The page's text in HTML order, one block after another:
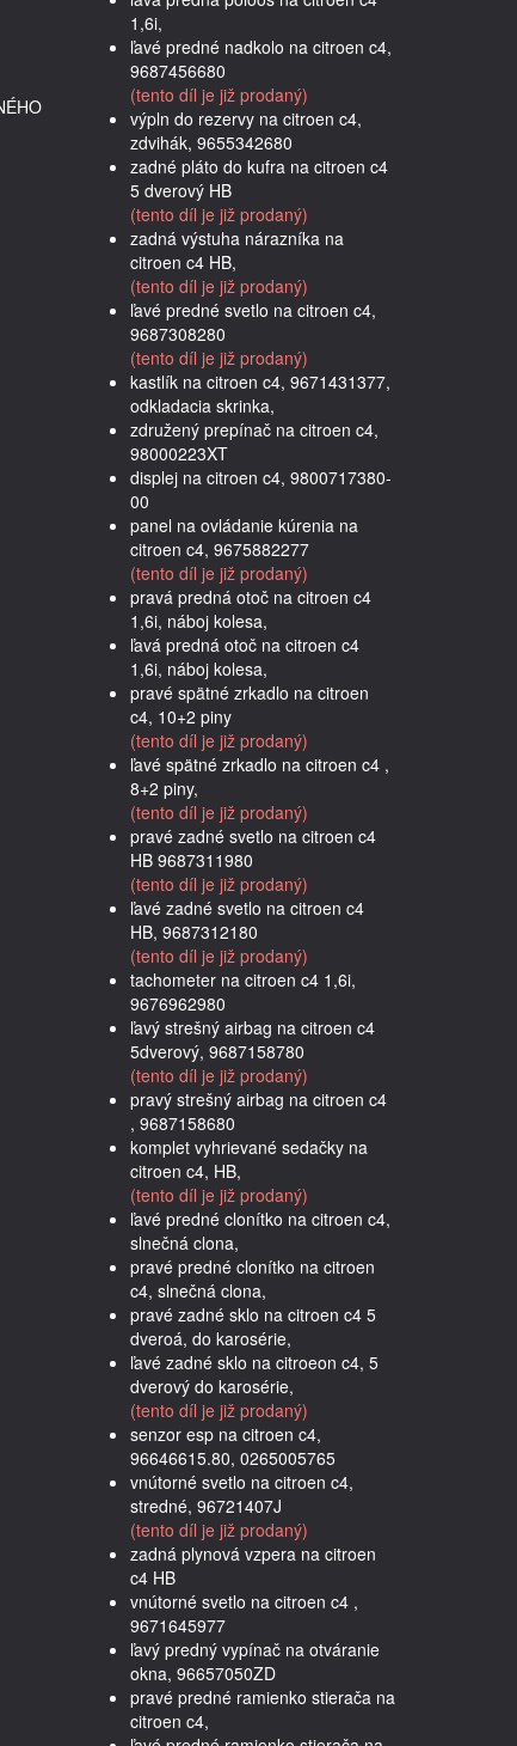
1,6i,
ľavé predné nadkolo na citroen c4,
9687456680
(tento díl je již prodaný)
výpln do rezervy na citroen c4,
zdvihák, 9655342680
zadné pláto do kufra na citroen c4
5 dverový HB
(tento díl je již prodaný)
zadná výstuha nárazníka na
citroen c4 HB,
(tento díl je již prodaný)
ľavé predné svetlo na citroen c4,
9687308280
(tento díl je již prodaný)
kastlík na citroen c4, 9671431377,
odkladacia skrinka,
združený prepínač na citroen c4,
98000223XT
displej na citroen c4, 9800717380-
00
panel na ovládanie kúrenia na
citroen c4, 9675882277
(tento díl je již prodaný)
pravá predná otoč na citroen c4
1,6i, náboj kolesa,
ľavá predná otoč na citroen c4
1,6i, náboj kolesa,
pravé spätné zrkadlo na citroen
c4, 10+2 piny
(tento díl je již prodaný)
ľavé spätné zrkadlo na citroen c4 ,
8+2 piny,
(tento díl je již prodaný)
pravé zadné svetlo na citroen c4
HB 9687311980
(tento díl je již prodaný)
ľavé zadné svetlo na citroen c4
HB, 9687312180
(tento díl je již prodaný)
tachometer na citroen c4 1,6i,
9676962980
ľavý strešný airbag na citroen c4
5dverový, 9687158780
(tento díl je již prodaný)
pravý strešný airbag na citroen c4
, 9687158680
komplet vyhrievané sedačky na
citroen c4, HB,
(tento díl je již prodaný)
ľavé predné clonítko na citroen c4,
slnečná clona,
pravé predné clonítko na citroen
c4, slnečná clona,
pravé zadné sklo na citroen c4 5
dveroá, do karosérie,
ľavé zadné sklo na citroeon c4, 5
dverový do karosérie,
(tento díl je již prodaný)
senzor esp na citroen c4,
96646615.80, 0265005765
vnútorné svetlo na citroen c4,
stredné, 96721407J
(tento díl je již prodaný)
zadná plynová vzpera na citroen
c4 HB
vnútorné svetlo na citroen c4 ,
9671645977
ľavý predný vypínač na otváranie
okna, 96657050ZD
pravé predné ramienko stierača na
citroen c4,